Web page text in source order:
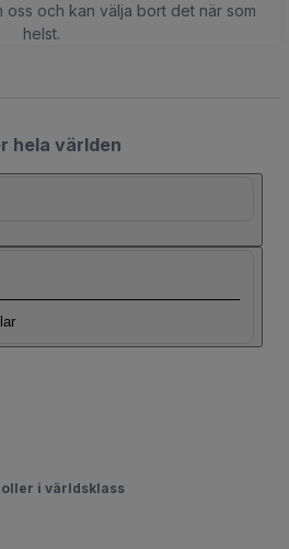
oss och kan välja bort det när som
helst.
hela världen
i världsklass